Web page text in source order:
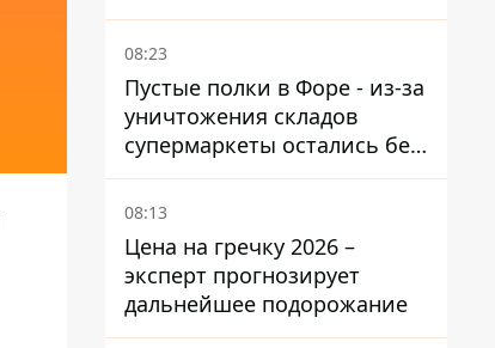
опасных районов
08:23
Пустые полки в Форе - из-за
уничтожения складов
супермаркеты остались без
ассортимента
08:13
Цена на гречку 2026 –
эксперт прогнозирует
дальнейшее подорожание